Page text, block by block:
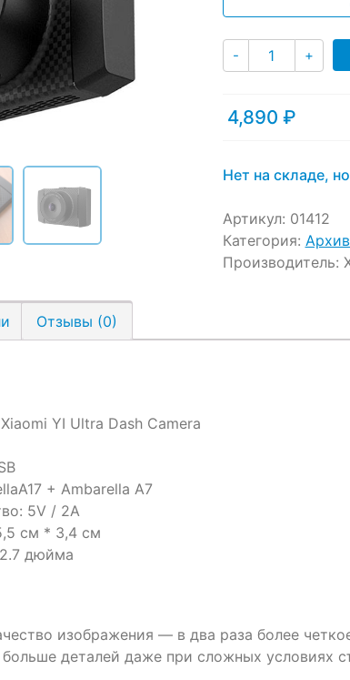
- Количество
+
4,890 ₽
Нет на складе,
Артикул: 01412
Категория:
Производитель:
Отзывы (0)
YI Ultra Dash Camera
+ Ambarella A7
5V / 2A
см * 3,4 см
дюйма
изображения — в два раза более
больше деталей даже при сложных условиях